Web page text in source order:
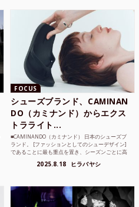
FOCUS
シューズブランド、CAMINAN
DO（カミナンド）からエクス
トラライト...
■CAMINANDO（カミナンド） 日本のシューズブ
ランド。 [ファッションとしてのシューデザイン]
であることに最も重点を置き、シーズンごとに高
2025.8.18 ヒラバヤシ